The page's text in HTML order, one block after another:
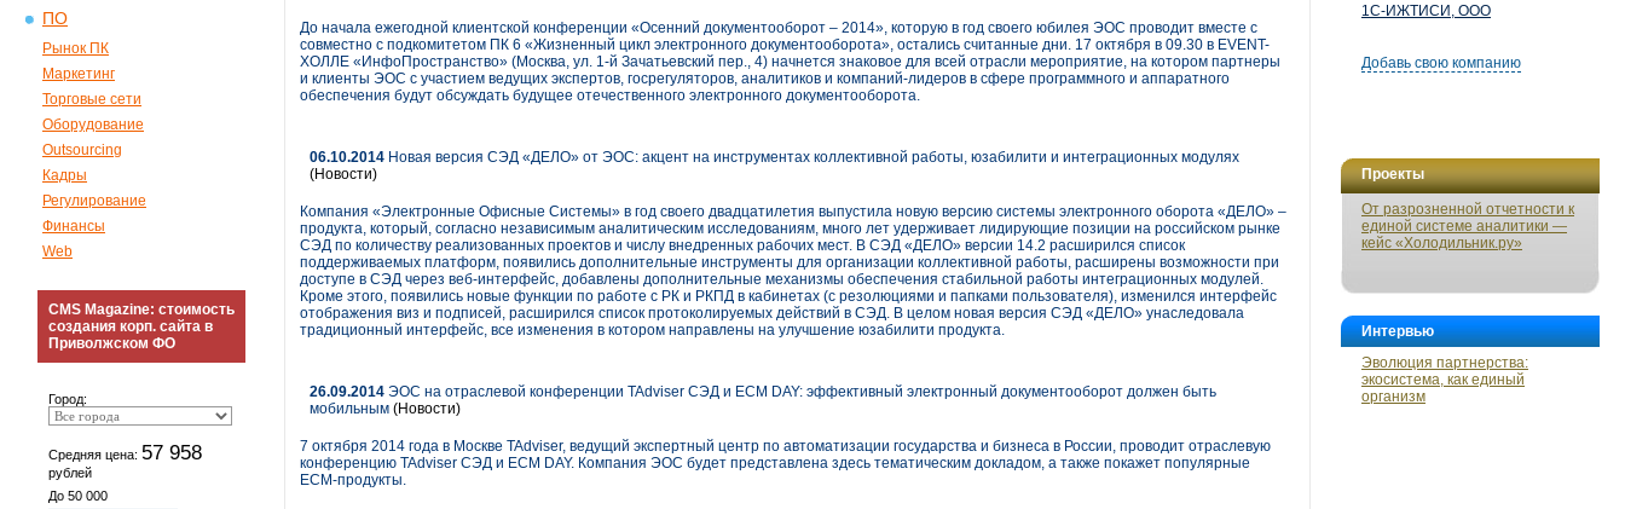
ПО
Рынок ПК
Маркетинг
Торговые сети
Оборудование
Outsourcing
Кадры
Регулирование
Финансы
Web
CMS Magazine: стоимость
создания корп. сайта в
Приволжском ФО
Город:
Средняя цена: 57 958
рублей
До 50 000
1С-ИЖТИСИ, ООО
Добавь свою компанию
Проекты
От разрозненной отчетности к
единой системе аналитики —
кейс «Холодильник.ру»
Интервью
Эволюция партнерства:
экосистема, как единый
организм
До начала ежегодной клиентской конференции «Осенний документооборот – 2014», которую в год своего юбилея ЭОС проводит вместе с
совместно с подкомитетом ПК 6 «Жизненный цикл электронного документооборота», остались считанные дни. 17 октября в 09.30 в EVENT-
ХОЛЛЕ «ИнфоПространство» (Москва, ул. 1-й Зачатьевский пер., 4) начнется знаковое для всей отрасли мероприятие, на котором партнеры
и клиенты ЭОС с участием ведущих экспертов, госрегуляторов, аналитиков и компаний-лидеров в сфере программного и аппаратного
обеспечения будут обсуждать будущее отечественного электронного документооборота.
06.10.2014 Новая версия СЭД «ДЕЛО» от ЭОС: акцент на инструментах коллективной работы, юзабилити и интеграционных модулях
(Новости)
Компания «Электронные Офисные Системы» в год своего двадцатилетия выпустила новую версию системы электронного оборота «ДЕЛО» –
продукта, который, согласно независимым аналитическим исследованиям, много лет удерживает лидирующие позиции на российском рынке
СЭД по количеству реализованных проектов и числу внедренных рабочих мест. В СЭД «ДЕЛО» версии 14.2 расширился список
поддерживаемых платформ, появились дополнительные инструменты для организации коллективной работы, расширены возможности при
доступе в СЭД через веб-интерфейс, добавлены дополнительные механизмы обеспечения стабильной работы интеграционных модулей.
Кроме этого, появились новые функции по работе с РК и РКПД в кабинетах (с резолюциями и папками пользователя), изменился интерфейс
отображения виз и подписей, расширился список протоколируемых действий в СЭД. В целом новая версия СЭД «ДЕЛО» унаследовала
традиционный интерфейс, все изменения в котором направлены на улучшение юзабилити продукта.
26.09.2014 ЭОС на отраслевой конференции TAdviser СЭД и ECM DAY: эффективный электронный документооборот должен быть
мобильным (Новости)
7 октября 2014 года в Москве TAdviser, ведущий экспертный центр по автоматизации государства и бизнеса в России, проводит отраслевую
конференцию TAdviser СЭД и ECM DAY. Компания ЭОС будет представлена здесь тематическим докладом, а также покажет популярные
ЕСМ-продукты.